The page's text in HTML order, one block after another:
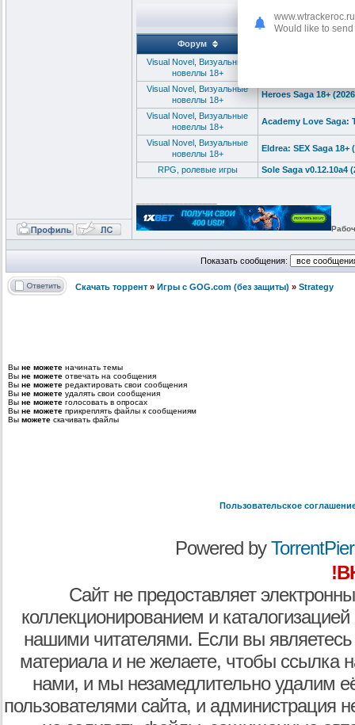
Форум
Visual Novel, Визуальные
новеллы 18+
Visual Novel, Визуальные
новеллы 18+
Heroes Saga 18+
Visual Novel, Визуальные
новеллы 18+
Academy Love Saga:
Visual Novel, Визуальные
новеллы 18+
Eldrea: SEX Saga 18+
RPG, ролевые игры Sole Saga v0.12.10a4
Показать сообщения:
Скачать торрент » Игры с GOG.com (без защиты) » Strategy
Вы не можете начинать темы
Вы не можете отвечать на сообщения
Вы не можете редактировать свои сообщения
Вы не можете удалять свои сообщения
Вы не можете голосовать в опросах
Вы не можете прикреплять файлы к сообщениям
Вы можете скачивать файлы
Пользовательское
Powered by
Сайт не предоставляет
коллекционированием и
нашими читателями. Если вы являетесь
материала и не желаете, чтобы ссылка
нами, и мы незамедлительно удалим
пользователями сайта, и администрация
www.wtrackeroc.ru
Would like to